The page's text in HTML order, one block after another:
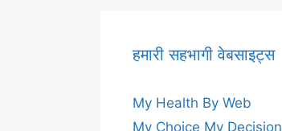
हमारी सहभागी वेबसाइट्स
My Health By Web
My Choice My Decision